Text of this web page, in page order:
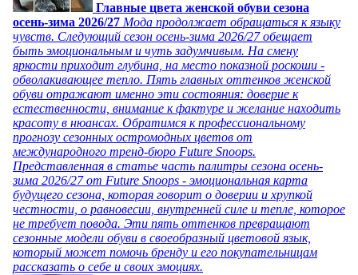
Главные цвета женской обуви сезона
осень-зима 2026/27 Мода продолжает обращаться к языку
чувств. Следующий сезон осень-зима 2026/27 обещает
быть эмоциональным и чуть задумчивым. На смену
яркости приходит глубина, на место показной роскоши -
обволакивающее тепло. Пять главных оттенков женской
обуви отражают именно эти состояния: доверие к
естественности, внимание к фактуре и желание находить
красоту в нюансах. Обратимся к профессиональному
прогнозу сезонных остромодных цветов от
международного тренд-бюро Future Snoops.
Представленная в статье часть палитры сезона осень-
зима 2026/27 от Future Snoops - эмоциональная карта
будущего сезона, которая говорит о доверии и хрупкой
честности, о равновесии, внутренней силе и тепле, которое
не требует повода. Эти пять оттенков превращают
сезонные модели обуви в своеобразный цветовой язык,
который может помочь бренду и его покупательницам
рассказать о себе и своих эмоциях.